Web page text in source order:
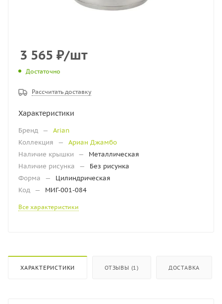
3 565 ₽/шт
Достаточно
Рассчитать доставку
Характеристики
Бренд —
Arian
Коллекция
—
Ариан Джамбо
Наличие крышки
—
Металлическая
Наличие рисунка
—
Без рисунка
Форма
—
Цилиндрическая
Код — МИГ-001-084
Все характеристики
ХАРАКТЕРИСТИКИ ОТЗЫВЫ (1) ДОСТАВКА